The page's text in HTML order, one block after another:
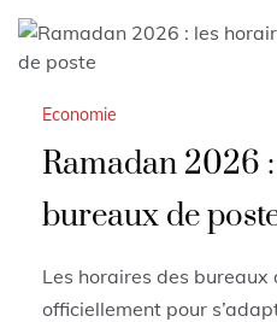
Economie
Ramadan 2026
bureaux de
Les horaires des
officiellement pour